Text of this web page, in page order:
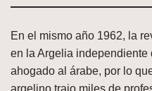
En el mismo año 1962, la
en la Argelia
ahogado al árabe, por lo